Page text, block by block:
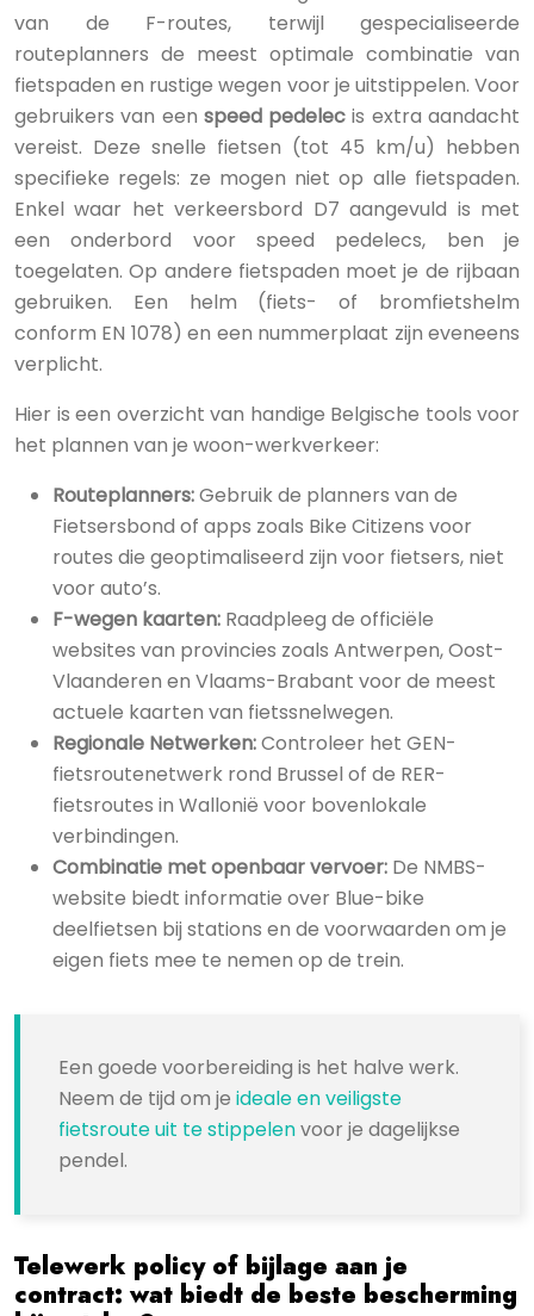
van de F-routes, terwijl gespecialiseerde
routeplanners de meest optimale combinatie van
fietspaden en rustige wegen voor je uitstippelen. Voor
gebruikers van een speed pedelec is extra aandacht
vereist. Deze snelle fietsen (tot 45 km/u) hebben
specifieke regels: ze mogen niet op alle fietspaden.
Enkel waar het verkeersbord D7 aangevuld is met
een onderbord voor speed pedelecs, ben je
toegelaten. Op andere fietspaden moet je de rijbaan
gebruiken. Een helm (fiets- of bromfietshelm
conform EN 1078) en een nummerplaat zijn eveneens
verplicht.
Hier is een overzicht van handige Belgische tools voor
het plannen van je woon-werkverkeer:
Routeplanners:Gebruik de planners van de
Fietsersbond of apps zoals Bike Citizens voor
routes die geoptimaliseerd zijn voor fietsers, niet
voor auto’s.
F-wegen kaarten: Raadpleeg de officiële
websites van provincies zoals Antwerpen, Oost-
Vlaanderen en Vlaams-Brabant voor de meest
actuele kaarten van fietssnelwegen.
Regionale Netwerken:Controleer het GEN-
fietsroutenetwerk rond Brussel of de RER-
fietsroutes in Wallonië voor bovenlokale
verbindingen.
Combinatie met openbaar vervoer: De NMBS-
website biedt informatie over Blue-bike
deelfietsen bij stations en de voorwaarden om je
eigen fiets mee te nemen op de trein.
Een goede voorbereiding is het halve werk.
Neem de tijd om je ideale en veiligste
fietsroute uit te stippelenvoor je dagelijkse
pendel.
Telewerk policy of bijlage aan je
contract: wat biedt de beste bescherming